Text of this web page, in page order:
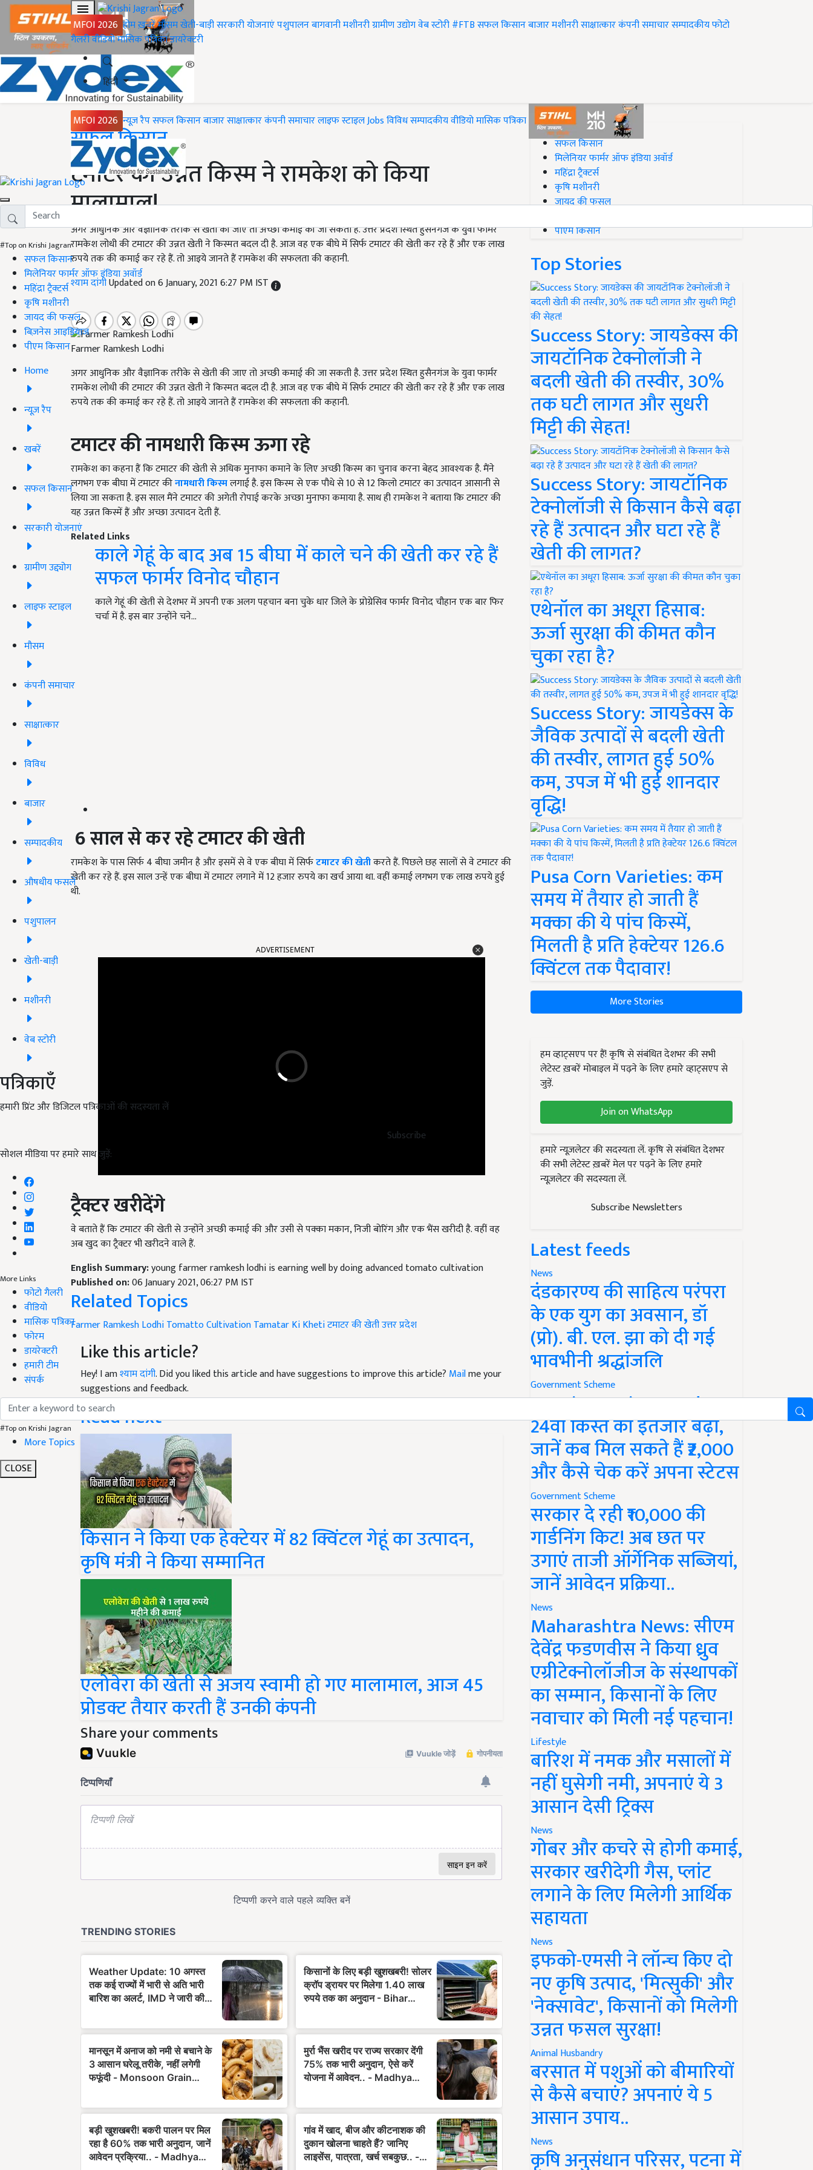
MFOI 2026 होमख़बरेंमौसमखेती-बाड़ीसरकारी योजनाएंपशुपालनबागवानीमशीनरीग्रामीण उद्योगवेब स्टोरी#FTBसफल किसानबाजारमशीनरीसाक्षात्कारकंपनी समाचारसम्पादकीयफोटो
गैलरीवीडियोमासिक पत्रिकाडायरेक्टरी
हिंदी
MFOI 2026 न्यूज़ रैपसफल किसानबाजारसाक्षात्कारकंपनी समाचारलाइफ स्टाइलJobsविविधसम्पादकीयवीडियोमासिक पत्रिका
#Top on Krishi Jagran
सफल किसान
मिलेनियर फार्मर ऑफ इंडिया अवॉर्ड
महिंद्रा ट्रैक्टर्स
कृषि मशीनरी
जायद की फसल
बिज़नेस आइडियाज
पीएम किसान
Home
न्यूज़ रैप
खबरें
सफल किसान
सरकारी योजनाएं
ग्रामीण उद्द्योग
लाइफ स्टाइल
मौसम
कंपनी समाचार
साक्षात्कार
विविध
बाजार
सम्पादकीय
औषधीय फसलें
पशुपालन
खेती-बाड़ी
मशीनरी
वेब स्टोरी
पत्रिकाएँ
हमारी प्रिंट और डिजिटल पत्रिकाओं की सदस्यता लें
Subscribe
सोशल मीडिया पर हमारे साथ जुड़ें:
More Links
फोटो गैलरी
वीडियो
मासिक पत्रिका
फोरम
डायरेक्टरी
हमारी टीम
संपर्क
#Top on Krishi Jagran
More Topics
CLOSE
Home
सफल किसान
टमाटर की उन्नत किस्म ने रामकेश को किया
मालामाल!
अगर आधुनिक और वैज्ञानिक तरीके से खेती की जाए तो अच्छी कमाई की जा सकती है. उत्तर प्रदेश स्थित हुसैनगंज के युवा फार्मर
रामकेश लोधी की टमाटर की उन्नत खेती ने किस्मत बदल दी है. आज वह एक बीघे में सिर्फ टमाटर की खेती कर रहे हैं और एक लाख
रुपये तक की कमाई कर रहे हैं. तो आइये जानते हैं रामकेश की सफलता की कहानी.
श्याम दांगीUpdated on 6 January, 2021 6:27 PM IST
Farmer Ramkesh Lodhi
अगर आधुनिक और वैज्ञानिक तरीके से खेती की जाए तो अच्छी कमाई की जा सकती है. उत्तर प्रदेश स्थित हुसैनगंज के युवा फार्मर
रामकेश लोधी की टमाटर की उन्नत खेती ने किस्मत बदल दी है. आज वह एक बीघे में सिर्फ टमाटर की खेती कर रहे हैं और एक लाख
रुपये तक की कमाई कर रहे हैं. तो आइये जानते हैं रामकेश की सफलता की कहानी.
टमाटरकीनामधारीकिस्मऊगारहे
रामकेश का कहना हैं कि टमाटर की खेती से अधिक मुनाफा कमाने के लिए अच्छी किस्म का चुनाव करना बेहद आवश्यक है. मैंने
लगभग एक बीघा में टमाटर कीनामधारी किस्मलगाई है. इस किस्म से एक पौधे से 10 से 12 किलो टमाटर का उत्पादन आसानी से
लिया जा सकता है. इस साल मैंने टमाटर की अगेती रोपाई करके अच्छा मुनाफा कमाया है. साथ ही रामकेश ने बताया कि टमाटर की
यह उन्नत किस्में हैं और अच्छा उत्पादन देती हैं.
Related Links
काले गेहूं के बाद अब 15 बीघा में काले चने की खेती कर रहे हैं
सफल फार्मर विनोद चौहान
काले गेहूं की खेती से देशभर में अपनी एक अलग पहचान बना चुके धार जिले के प्रोग्रेसिव फार्मर विनोद चौहान एक बार फिर
चर्चा में है. इस बार उन्होंने चने…
6सालसेकररहेटमाटरकीखेती
रामकेश के पास सिर्फ 4 बीघा जमीन है और इसमें से वे एक बीघा में सिर्फटमाटर की खेतीकरते हैं. पिछले छह सालों से वे टमाटर की
खेती कर रहे हैं. इस साल उन्हें एक बीघा में टमाटर लगाने में 12 हजार रुपये का खर्च आया था. वहीं कमाई लगभग एक लाख रुपये हुई
थी.
ट्रैक्टर खरीदेंगे
वे बताते हैं कि टमाटर की खेती से उन्होंने अच्छी कमाई की और उसी से पक्का मकान, निजी बोरिंग और एक भैंस खरीदी है. वहीं वह
अब खुद का ट्रैक्टर भी खरीदने वाले हैं.
English Summary:
Published on:06 January 2021, 06:27 PM IST
Related Topics
Farmer Ramkesh Lodhi Tomatto Cultivation
Like this article?
Hey! I amश्याम दांगी . Did you liked this article and have suggestions to improve this article?
suggestions and feedback.
Read next
किसान ने किया एक हेक्टेयर में 82 क्विंटल गेहूं का उत्पादन,
कृषि मंत्री ने किया सम्मानित
एलोवेरा की खेती से अजय स्वामी हो गए मालामाल, आज 45
प्रोडक्ट तैयार करती हैं उनकी कंपनी
Share your comments
#Top on Krishi Jagran
सफल किसान
मिलेनियर फार्मर ऑफ इंडिया अवॉर्ड
महिंद्रा ट्रैक्टर्स
कृषि मशीनरी
जायद की फसल
पीएम किसान
Top Stories
Success Story: जायडेक्स की
जायटॉनिक टेक्नोलॉजी ने
बदली खेती की तस्वीर, 30%
तक घटी लागत और सुधरी
मिट्टी की सेहत!
Success Story: जायटॉनिक
टेक्नोलॉजी से किसान कैसे बढ़ा
रहे हैं उत्पादन और घटा रहे हैं
खेती की लागत?
एथेनॉल का अधूरा हिसाब:
ऊर्जा सुरक्षा की कीमत कौन
चुका रहा है?
Success Story: जायडेक्स के
जैविक उत्पादों से बदली खेती
की तस्वीर, लागत हुई 50%
कम, उपज में भी हुई शानदार
वृद्धि!
Pusa Corn Varieties: कम
समय में तैयार हो जाती हैं
मक्का की ये पांच किस्में,
मिलती है प्रति हेक्टेयर 126.6
क्विंटल तक पैदावार!
More Stories
हम व्हाट्सएप पर हैं! कृषि से संबंधित देशभर की सभी
लेटेस्ट ख़बरें मोबाइल में पढ़ने के लिए हमारे व्हाट्सएप से
जुड़ें.
Join on WhatsApp
हमारे न्यूज़लेटर की सदस्यता लें. कृषि से संबंधित देशभर
की सभी लेटेस्ट ख़बरें मेल पर पढ़ने के लिए हमारे
न्यूज़लेटर की सदस्यता लें.
Subscribe Newsletters
Latest feeds
News
दंडकारण्य की साहित्य परंपरा
के एक युग का अवसान, डॉ
(प्रो). बी. एल. झा को दी गई
भावभीनी श्रद्धांजलि
Government Scheme
PM Kisan Yojana Update:
24वीं किस्त का इंतजार बढ़ा,
जानें कब मिल सकते हैं ₹2,000
और कैसे चेक करें अपना स्टेटस
Government Scheme
सरकार दे रही ₹10,000 की
गार्डनिंग किट! अब छत पर
उगाएं ताजी ऑर्गेनिक सब्जियां,
जानें आवेदन प्रक्रिया..
News
Maharashtra News: सीएम
देवेंद्र फडणवीस ने किया ध्रुव
एग्रीटेक्नोलॉजीज के संस्थापकों
का सम्मान, किसानों के लिए
नवाचार को मिली नई पहचान!
Lifestyle
बारिश में नमक और मसालों में
नहीं घुसेगी नमी, अपनाएं ये 3
आसान देसी ट्रिक्स
News
गोबर और कचरे से होगी कमाई,
सरकार खरीदेगी गैस, प्लांट
लगाने के लिए मिलेगी आर्थिक
सहायता
News
इफको-एमसी ने लॉन्च किए दो
नए कृषि उत्पाद, 'मित्सुकी' और
'नेक्सावेट', किसानों को मिलेगी
उन्नत फसल सुरक्षा!
Animal Husbandry
बरसात में पशुओं को बीमारियों
से कैसे बचाएं? अपनाएं ये 5
आसान उपाय..
News
कृषि अनुसंधान परिसर, पटना में